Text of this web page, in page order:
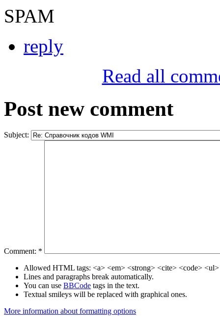
SPAM
reply
Read all
Post new comment
Subject:
Comment: *
Allowed HTML tags: <a> <em> <strong> <cite> <code>
Lines and paragraphs break automatically.
You can use BBCode tags in the text.
Textual smileys will be replaced with graphical ones.
More information about formatting options